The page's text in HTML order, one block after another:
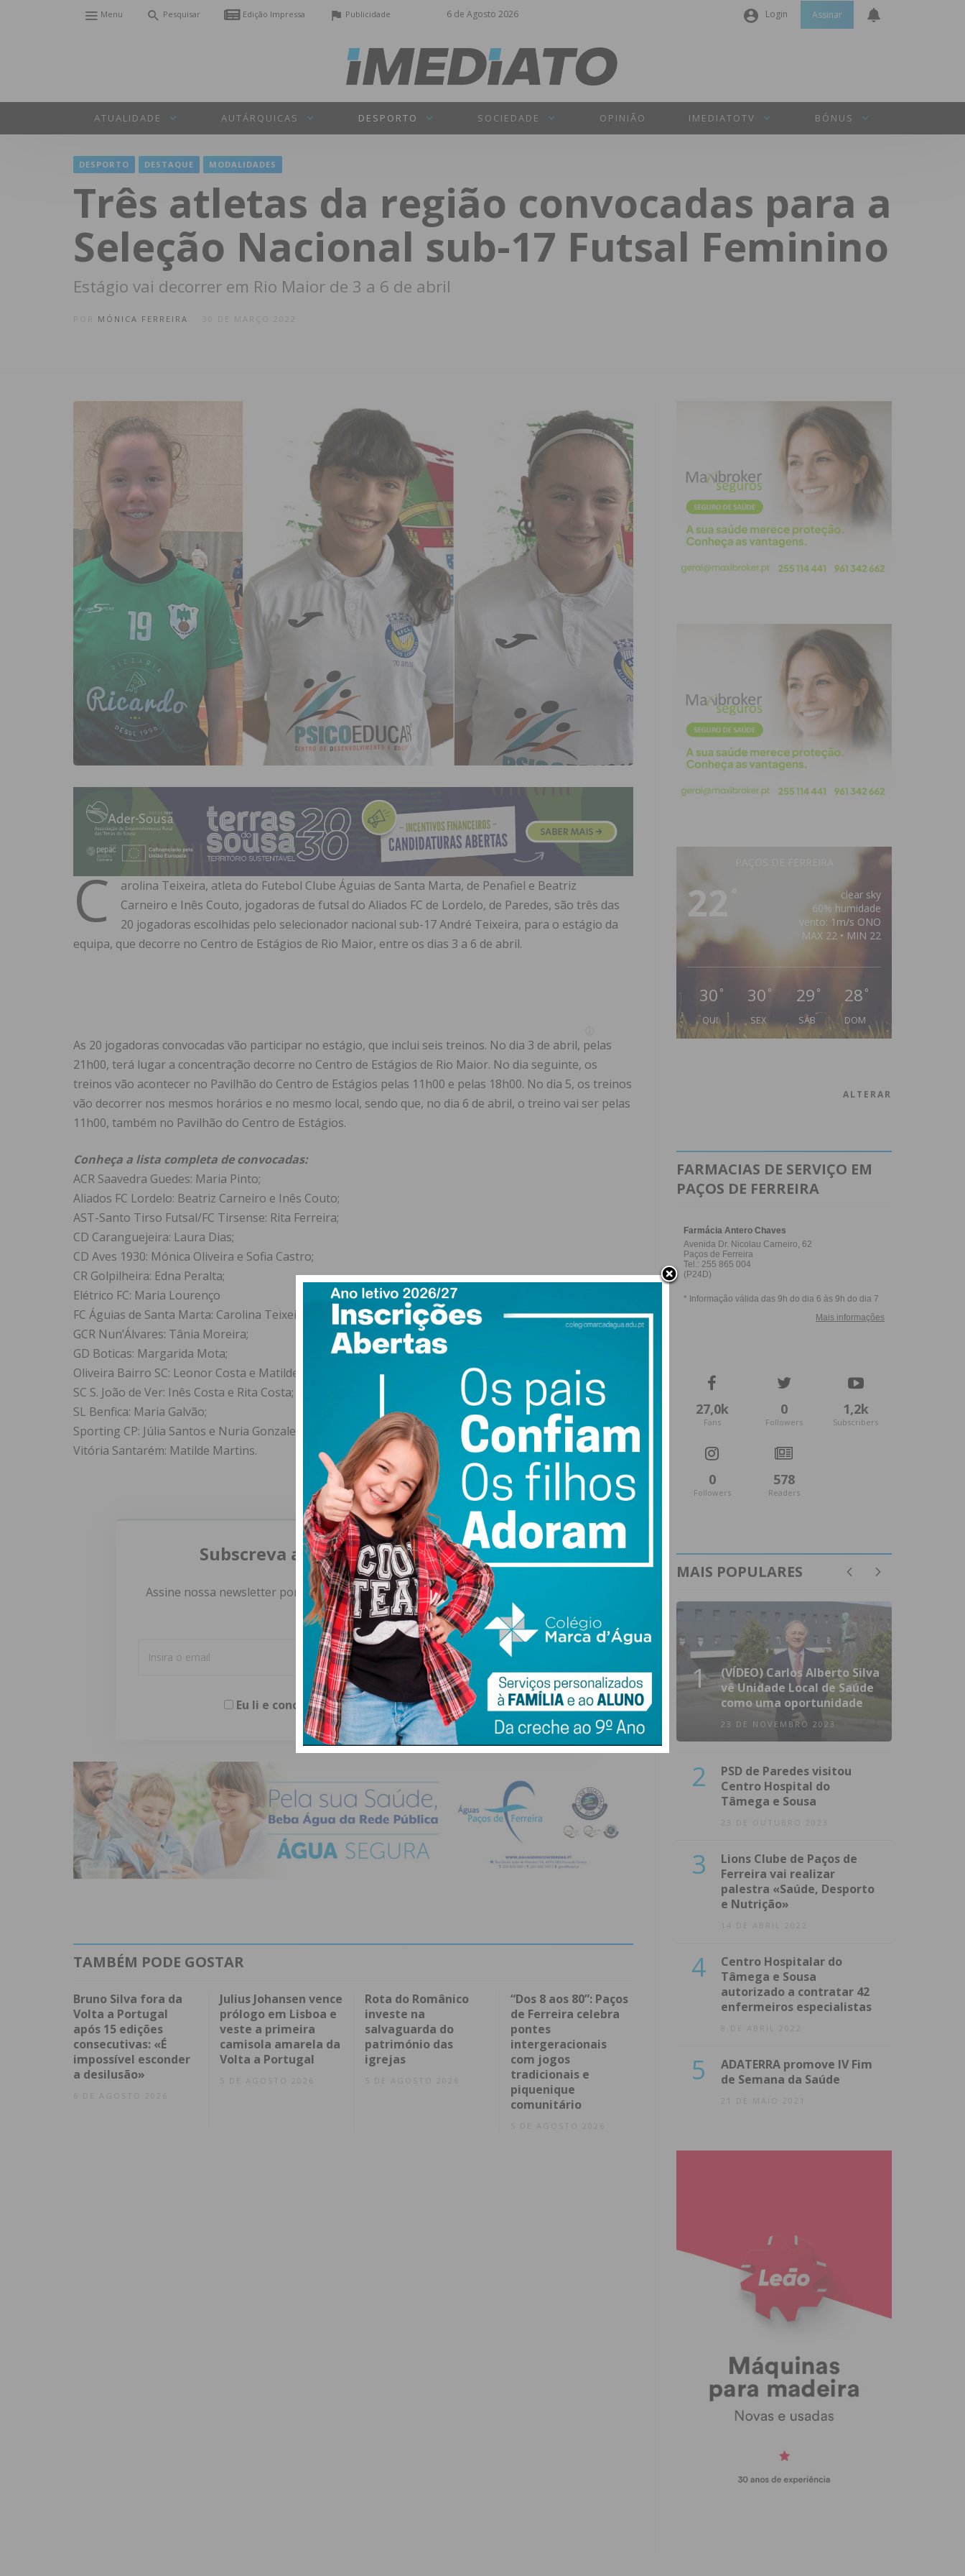
6 de Agosto 2026
Menu Pesquisar Edição Impressa Publicidade Login
Senha
INICIAR SESSÃO
Perdeu a sua senha?
Assinar
ATUALIDADE AUTÁRQUICAS DESPORTO SOCIEDADE OPINIÃO IMEDIATOTV BÓNUS
DESPORTO DESTAQUE MODALIDADES
Três atletas da região convocadas para a
Seleção Nacional sub-17 Futsal Feminino
Estágio vai decorrer em Rio Maior de 3 a 6 de abril
MÓNICA FERREIRA 30 DE MARÇO 2022
C
arolina Teixeira, atleta do Futebol Clube Águias de Santa Marta, de Penafiel e Beatriz
Carneiro e Inês Couto, jogadoras de futsal do Aliados FC de Lordelo, de Paredes, são três das
20 jogadoras escolhidas pelo selecionador nacional sub-17 André Teixeira, para o estágio da
equipa, que decorre no Centro de Estágios de Rio Maior, entre os dias 3 a 6 de abril.
As 20 jogadoras convocadas vão participar no estágio, que inclui seis treinos. No dia 3 de abril, pelas
21h00, terá lugar a concentração decorre no Centro de Estágios de Rio Maior. No dia seguinte, os
treinos vão acontecer no Pavilhão do Centro de Estágios pelas 11h00 e pelas 18h00. No dia 5, os treinos
vão decorrer nos mesmos horários e no mesmo local, sendo que, no dia 6 de abril, o treino vai ser pelas
11h00, também no Pavilhão do Centro de Estágios.
Conheça a lista completa de convocadas:
ACR Saavedra Guedes: Maria Pinto;
Aliados FC Lordelo: Beatriz Carneiro e Inês Couto;
AST-Santo Tirso Futsal/FC Tirsense: Rita Ferreira;
CD Caranguejeira: Laura Dias;
CD Aves 1930: Mónica Oliveira e Sofia Castro;
CR Golpilheira: Edna Peralta;
Elétrico FC: Maria Lourenço
FC Águias de Santa Marta: Carolina Teixeira;
GCR Nun’Álvares: Tânia Moreira;
GD Boticas: Margarida Mota;
Oliveira Bairro SC: Leonor Costa e Matilde Lavrador;
SC S. João de Ver: Inês Costa e Rita Costa;
SL Benfica: Maria Galvão;
Sporting CP: Júlia Santos e Nuria Gonzalez;
Vitória Santarém: Matilde Martins.
Subscreva a newsletter do Imediato
Assine nossa newsletter por e-mail e obtenha de forma regular a informação
atualizada.
Eu li e concordo com ostermos e condições
TAMBÉM PODE GOSTAR
Bruno Silva fora da
Volta a Portugal
após 15 edições
consecutivas: «É
impossível esconder
a desilusão»
6 DE AGOSTO 2026
Julius Johansen vence
prólogo em Lisboa e
veste a primeira
camisola amarela da
Volta a Portugal
5 DE AGOSTO 2026
Rota do Românico
investe na
salvaguarda do
património das
igrejas
5 DE AGOSTO 2026
“Dos 8 aos 80”: Paços
de Ferreira celebra
pontes
intergeracionais
com jogos
tradicionais e
piquenique
comunitário
5 DE AGOSTO 2026
22
clear sky
60% humidade
vento: 1m/s ONO
MAX 22 • MIN 22
30 °
QUI
30 °
SEX
29 °
SÁB
28 °
DOM
ALTERAR
FARMACIAS DE SERVIÇO EM
PAÇOS DE FERREIRA
27,0k
Fans
0
Followers
1,2k
Subscribers
0
Followers
578
Readers
MAIS POPULARES
1
(VÍDEO) Carlos Alberto Silva
vê Unidade Local de Saúde
como uma oportunidade
23 DE NOVEMBRO 2023
2
PSD de Paredes visitou
Centro Hospital do
Tâmega e Sousa
23 DE OUTUBRO 2023
3
Lions Clube de Paços de
Ferreira vai realizar
palestra «Saúde, Desporto
e Nutrição»
14 DE ABRIL 2022
4
Centro Hospitalar do
Tâmega e Sousa
autorizado a contratar 42
enfermeiros especialistas
8 DE ABRIL 2022
5
ADATERRA promove IV Fim
de Semana da Saúde
21 DE MAIO 2021